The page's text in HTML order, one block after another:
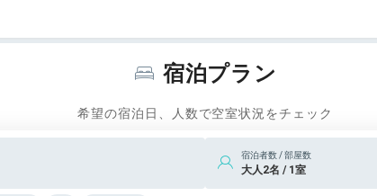
宿泊プラン
希望の宿泊日、人数で空室状況をチェック
宿泊者数 / 部屋数
大人2名 / 1室